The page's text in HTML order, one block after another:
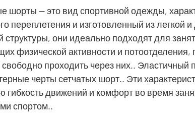
шорты — это вид спортивной одежды,
переплетения и изготовленный из легкой
​​структуры, они идеально подходят для
физической активности и потоотделения,
свободно проходить через них.. Эластичный
черты сетчатых шорт.. Эти
гибкость движений и комфорт во время
спортом..